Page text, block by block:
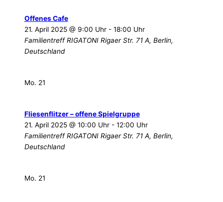
Offenes Cafe
21. April 2025 @ 9:00 Uhr- 18:00 Uhr
Familientreff RIGATONI Rigaer Str. 71 A, Berlin,
Deutschland
Mo. 21
Fliesenflitzer – offene Spielgruppe
21. April 2025 @ 10:00 Uhr- 12:00 Uhr
Familientreff RIGATONI Rigaer Str. 71 A, Berlin,
Deutschland
Mo. 21